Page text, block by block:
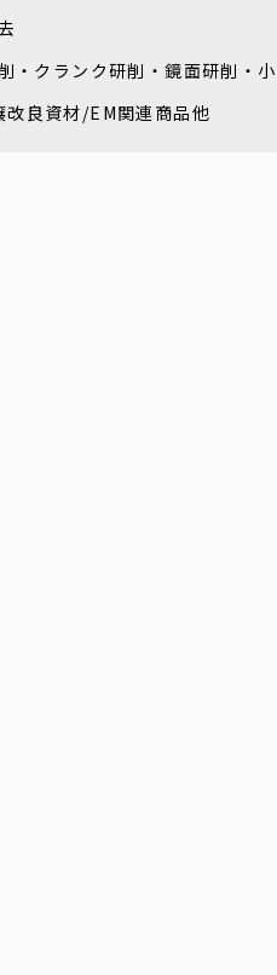
・クランク研削・鏡面研削・
良資材/EM関連商品他